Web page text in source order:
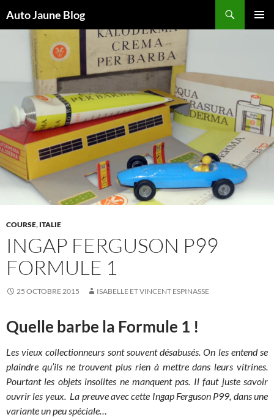
Auto Jaune Blog
CONTENU
COURSE, ITALIE
INGAP FERGUSON P99
FORMULE 1
25 OCTOBRE 2015 ISABELLE ET VINCENT ESPINASSE
Quelle barbe la Formule 1 !
Les vieux collectionneurs sont souvent désabusés. On les entend se
plaindre qu’ils ne trouvent plus rien à mettre dans leurs vitrines.
Pourtant les objets insolites ne manquent pas. Il faut juste savoir
ouvrir les yeux. La preuve avec cette Ingap Ferguson P99, dans une
variante un peu spéciale…